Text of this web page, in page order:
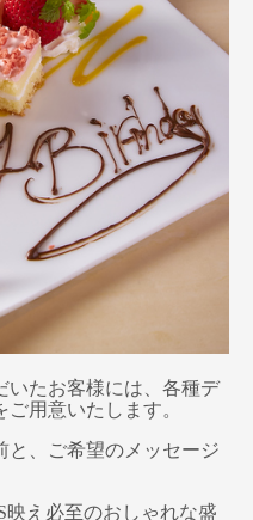
いたお客様には、各種デ
用意いたします。
と、ご希望のメッセージ
映え必至のおしゃれな盛